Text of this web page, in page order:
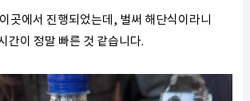
곳에서 진행되었는데, 벌써 해단식이라니
간이 정말 빠른 것 같습니다.